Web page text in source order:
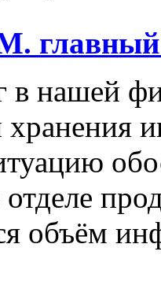
в нашей
хранения
отделе
объём